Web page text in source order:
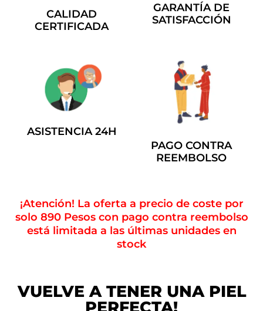
CALIDAD
CERTIFICADA
GARANTÍA DE
SATISFACCIÓN
ASISTENCIA 24H
PAGO CONTRA
REEMBOLSO
¡Atención! La oferta a precio de coste por
solo 890 Pesos con pago contra reembolso
está limitada a las últimas unidades en
stock
VUELVE A TENER UNA PIEL
PERFECTA!